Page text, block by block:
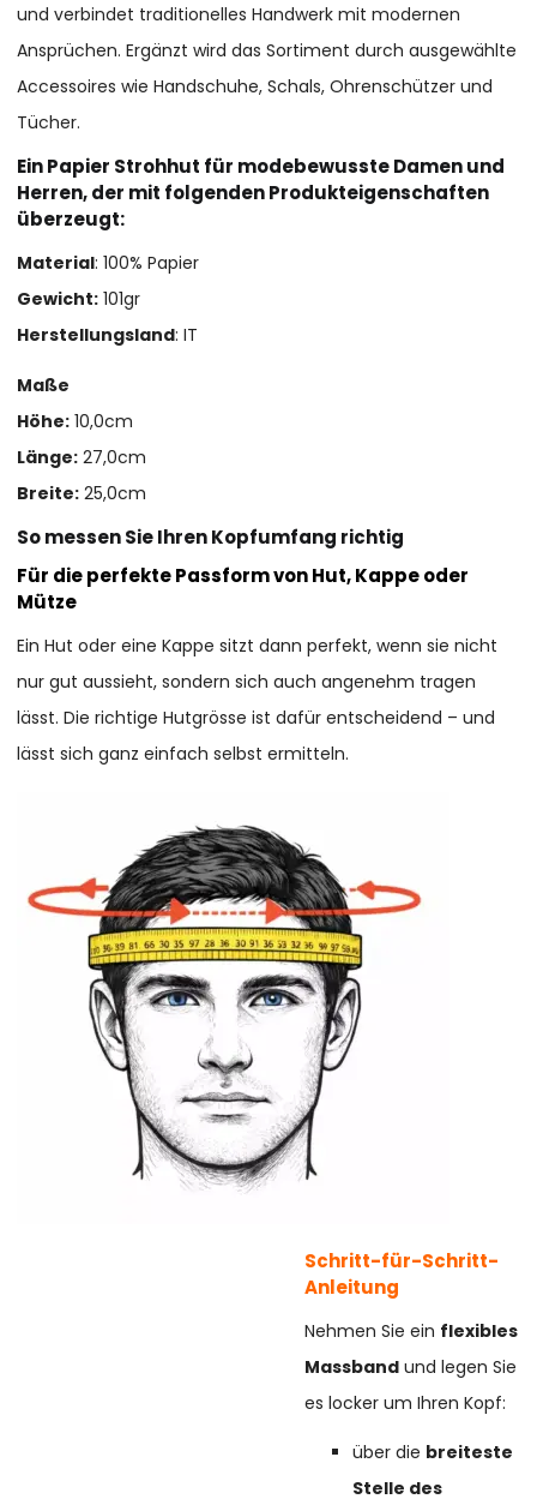
und verbindet traditionelles Handwerk mit modernen
Ansprüchen. Ergänzt wird das Sortiment durch ausgewählte
Accessoires wie Handschuhe, Schals, Ohrenschützer und
Tücher.
Ein Papier Strohhut für modebewusste Damen und
Herren, der mit folgenden Produkteigenschaften
überzeugt:
Material: 100% Papier
Gewicht: 101gr
Herstellungsland: IT
Maße
Höhe: 10,0cm
Länge: 27,0cm
Breite: 25,0cm
So messen Sie Ihren Kopfumfang richtig
Für die perfekte Passform von Hut, Kappe oder
Mütze
Ein Hut oder eine Kappe sitzt dann perfekt, wenn sie nicht
nur gut aussieht, sondern sich auch angenehm tragen
lässt. Die richtige Hutgrösse ist dafür entscheidend – und
lässt sich ganz einfach selbst ermitteln.
Schritt-für-Schritt-
Anleitung
Nehmen Sie ein flexibles
Massband und legen Sie
es locker um Ihren Kopf:
über die breiteste
Stelle des